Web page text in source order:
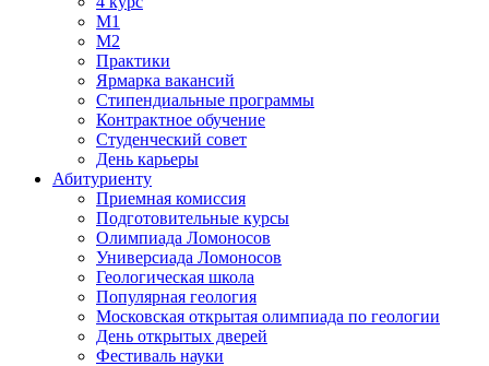
М1
М2
Практики
Ярмарка вакансий
Стипендиальные программы
Контрактное обучение
Студенческий совет
День карьеры
Абитуриенту
Приемная комиссия
Подготовительные курсы
Олимпиада Ломоносов
Универсиада Ломоносов
Геологическая школа
Популярная геология
Московская открытая олимпиада по геологии
День открытых дверей
Фестиваль науки